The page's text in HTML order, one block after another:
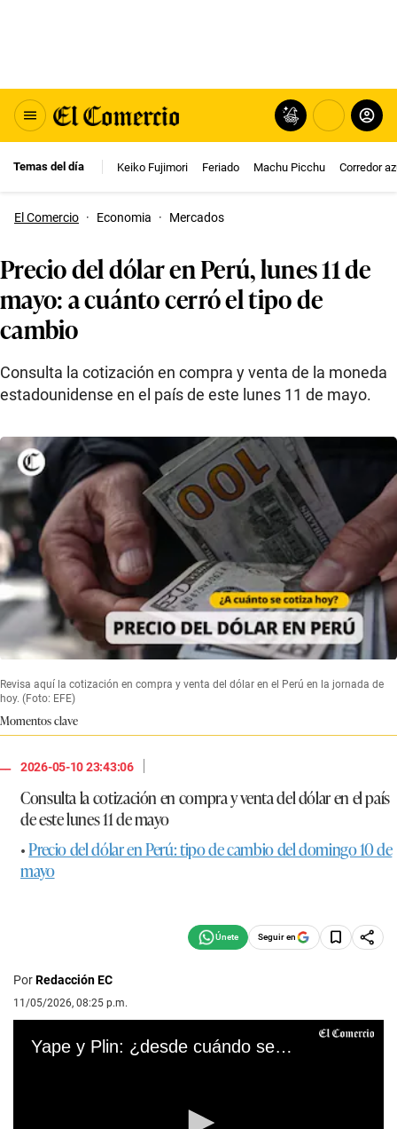
Temas del día Keiko Fujimori Feriado Machu Picchu Corredor
El Comercio · Economia · Mercados
Precio del dólar en Perú, lunes 11 de
mayo: a cuánto cerró el tipo de
cambio
Consulta la cotización en compra y venta de la moneda
estadounidense en el país de este lunes 11 de mayo.
Revisa aquí la cotización en compra y venta del dólar en el Perú en la jornada de
hoy. (Foto: EFE)
Momentos clave
2026-05-10 23:43:06
|
Consulta la cotización encompra y venta del dólaren el país
de este lunes 11 de mayo
•Precio del dólar en Perú: tipo de cambio del domingo 10 de
mayo
Seguir en
PorRedacción EC
11/05/2026, 08:25 p.m.
Yape y Plin: ¿desde cuándo se podrán hacer transferencias entre ambas billeteras?